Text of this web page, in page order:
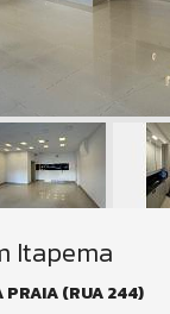
Itapema
PRAIA (RUA 244)